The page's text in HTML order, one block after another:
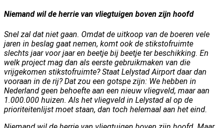
Niemand wil de herrie van vliegtuigen boven zijn hoofd
Snel zal dat niet gaan. Omdat de uitkoop van de boeren vele
jaren in beslag gaat nemen, komt ook de stikstofruimte
slechts jaar voor jaar en beetje bij beetje ter beschikking. En
welk project mag dan als eerste gebruikmaken van die
vrijgekomen stikstofruimte? Staat Lelystad Airport daar dan
vooraan in de rij? Dat zou een gotspe zijn: We hebben in
Nederland geen behoefte aan een nieuw vliegveld, maar aan
1.000.000 huizen. Als het vliegveld in Lelystad al op de
prioriteitenlijst moet staan, dan toch helemaal aan het eind.